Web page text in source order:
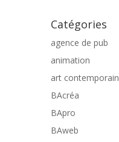
Catégories
agence de pub
animation
art contemporain
BAcréa
BApro
BAweb